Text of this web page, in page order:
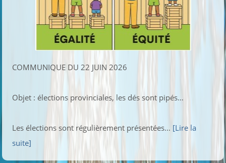
COMMUNIQUE DU 22 JUIN 2026
Objet : élections provinciales, les dés sont pipés…
Les élections sont régulièrement présentées... [Lire la
suite]